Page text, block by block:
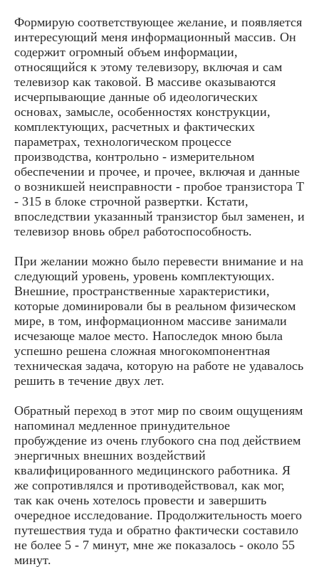
Формирую соответствующее желание, и появляется
интересующий меня информационный массив. Он
содержит огромный объем информации,
относящийся к этому телевизору, включая и сам
телевизор как таковой. В массиве оказываются
исчерпывающие данные об идеологических
основах, замысле, особенностях конструкции,
комплектующих, расчетных и фактических
параметрах, технологическом процессе
производства, контрольно - измерительном
обеспечении и прочее, и прочее, включая и данные
о возникшей неисправности - пробое транзистора Т
- 315 в блоке строчной развертки. Кстати,
впоследствии указанный транзистор был заменен, и
телевизор вновь обрел работоспособность.
При желании можно было перевести внимание и на
следующий уровень, уровень комплектующих.
Внешние, пространственные характеристики,
которые доминировали бы в реальном физическом
мире, в том, информационном массиве занимали
исчезающе малое место. Напоследок мною была
успешно решена сложная многокомпонентная
техническая задача, которую на работе не удавалось
решить в течение двух лет.
Обратный переход в этот мир по своим ощущениям
напоминал медленное принудительное
пробуждение из очень глубокого сна под действием
энергичных внешних воздействий
квалифицированного медицинского работника. Я
же сопротивлялся и противодействовал, как мог,
так как очень хотелось провести и завершить
очередное исследование. Продолжительность моего
путешествия туда и обратно фактически составило
не более 5 - 7 минут, мне же показалось - около 55
минут.